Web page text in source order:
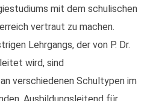
mit dem schulischen
vertraut zu machen.
Lehrgangs, der von P. Dr.
wird, sind
verschiedenen Schultypen im